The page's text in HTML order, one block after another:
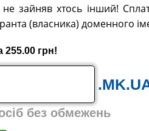
зайняв хтось інший!
(власника) доменного
255.00 грн!
без обмежень